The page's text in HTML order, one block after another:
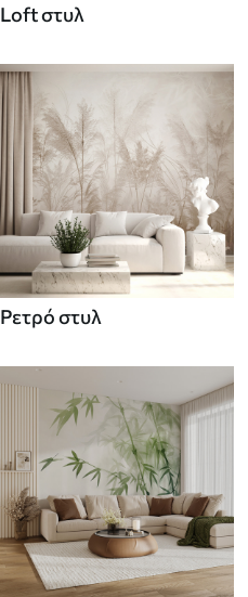
Loft στυλ
Ρετρό στυλ